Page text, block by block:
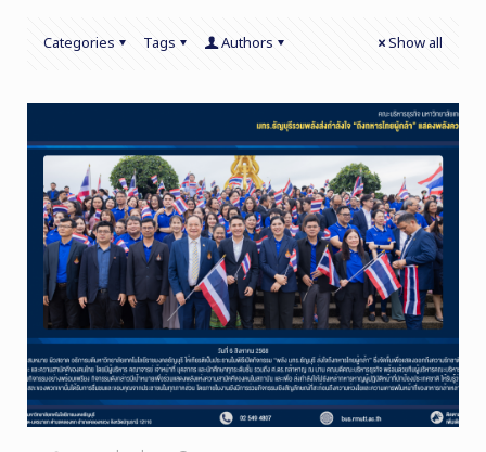
Categories Tags Authors Show all